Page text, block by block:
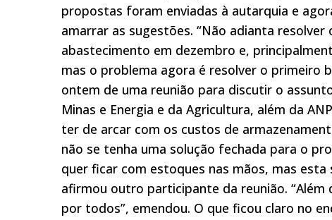
propostas foram enviadas à autarquia e
amarrar as sugestões. “Não adianta
abastecimento em dezembro e,
mas o problema agora é resolver o primeiro
ontem de uma reunião para discutir o
Minas e Energia e da Agricultura, além da
ter de arcar com os custos de
não se tenha uma solução fechada para o
quer ficar com estoques nas mãos, mas
afirmou outro participante da reunião.
por todos”, emendou. O que ficou claro no